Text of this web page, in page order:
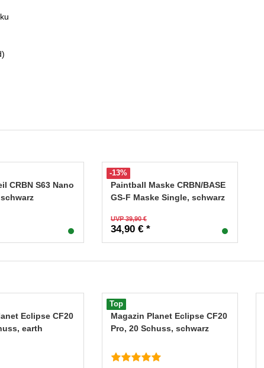
CRBN S63 Nano
-13%
Paintball Maske CRBN/BASE
GS-F Maske Single, schwarz
UVP 39,90 €
34,90 € *
Eclipse CF20
earth
Top
Magazin Planet Eclipse CF20
Pro, 20 Schuss, schwarz